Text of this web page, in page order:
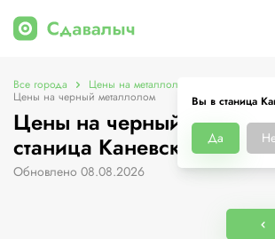
Вы в станица
Да
Все города Цены на металлолом в станица
Цены на черный металлолом
Цены на черный
станица Каневская
Обновлено 08.08.2026